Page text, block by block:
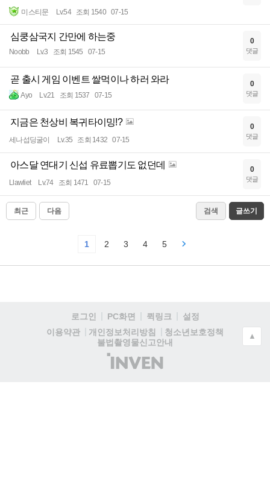
미스티문 Lv.54 조회 1540 07-15
심쿵삼국지 간만에 하는중
Noobb Lv.3 조회 1545 07-15
0
댓글
곧 출시 게임 이벤트 쌀먹이나 하러 와라
Ayo Lv.21 조회 1537 07-15
0
댓글
지금은 천상비 복귀타이밍!?
세나섭딩굴이 Lv.35 조회 1432 07-15
0
댓글
아스달 연대기 신섭 유료뽑기도 없던데
Llawliet Lv.74 조회 1471 07-15
0
댓글
최근 다음 검색 글쓰기
1 2 3 4 5
로그인 PC화면 퀵링크
설정
이용약관
개인정보처리방침
청소년보호정책
불법촬영물신고안내
(주)
인
▲